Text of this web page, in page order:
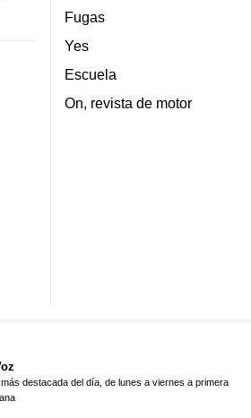
Fugas
Yes
Escuela
On, revista de motor
destacada del día, de lunes a viernes a primera